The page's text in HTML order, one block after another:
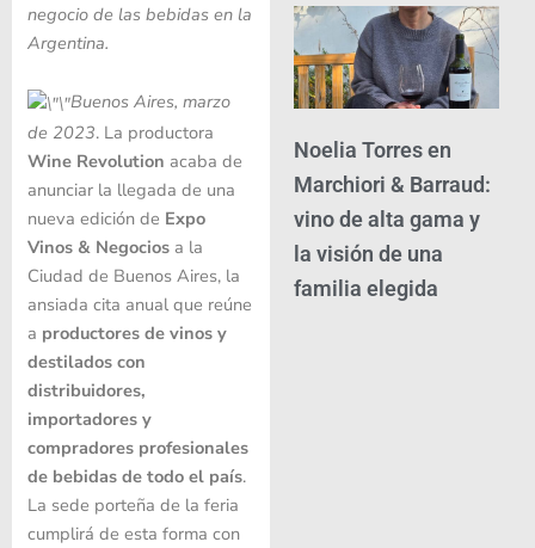
negocio de las bebidas en la
Argentina.
Buenos Aires, marzo
de 2023. La productora
Wine Revolution acaba de
anunciar la llegada de una
nueva edición de Expo
Vinos & Negociosa la
Ciudad de Buenos Aires, la
ansiada cita anual que reúne
a productores de vinos y
destilados con
distribuidores,
importadores y
compradores profesionales
de bebidas de todo el país.
La sede porteña de la feria
cumplirá de esta forma con
Noelia Torres en
Marchiori & Barraud:
vino de alta gama y
la visión de una
familia elegida